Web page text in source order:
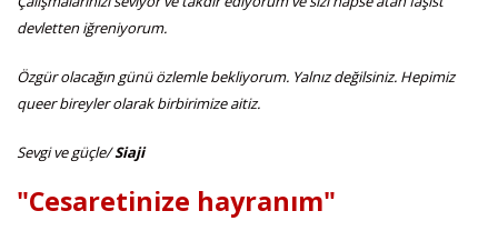
devletten iğreniyorum.
Özgür olacağın günü özlemle bekliyorum. Yalnız değilsiniz. Hepimiz
queer bireyler olarak birbirimize aitiz.
Sevgi ve güçle/Siaji
"Cesaretinize hayranım"